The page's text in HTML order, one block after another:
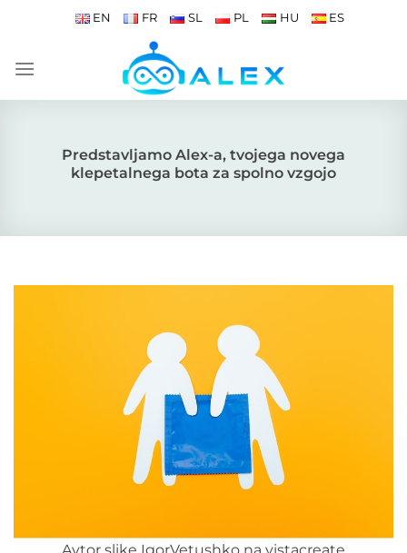
EN FR SL PL HU ES
Predstavljamo Alex-a, tvojega novega
klepetalnega bota za spolno vzgojo